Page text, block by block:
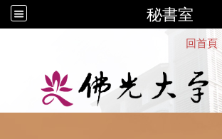
秘書室
回首頁